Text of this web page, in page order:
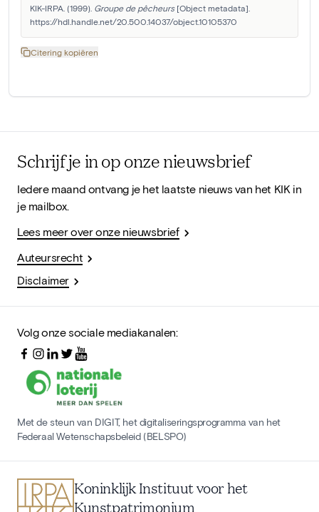
KIK-IRPA. (1999). Groupe de pêcheurs [Object metadata].
https://hdl.handle.net/20.500.14037/object.10105370
Citering kopiëren
Schrijf je in op onze nieuwsbrief
Iedere maand ontvang je het laatste nieuws van het KIK in
je mailbox.
Lees meer over onze nieuwsbrief
Auteursrecht
Disclaimer
Volg onze sociale mediakanalen:
Met de steun van DIGIT, het digitaliseringsprogramma van het
Federaal Wetenschapsbeleid (BELSPO)
Koninklijk Instituut voor het
Kunstpatrimonium